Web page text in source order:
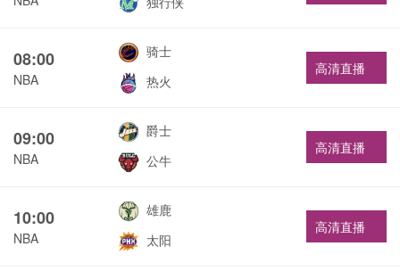
08:00
NBA
骑士
热火
高清直播
09:00
NBA
爵士
公牛
高清直播
10:00
NBA
雄鹿
太阳
高清直播